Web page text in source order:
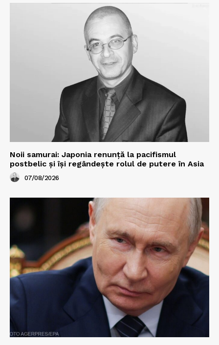
Noii samurai: Japonia renunță la pacifismul
postbelic și își regândește rolul de putere în Asia
07/08/2026